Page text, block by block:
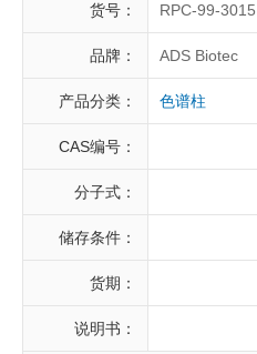
Berry &
LGC
Abbexa
货号： RPC-99-3015
品牌： ADS Biotec
产品分类： 色谱柱
CAS编号：
分子式：
储存条件：
货期：
说明书：